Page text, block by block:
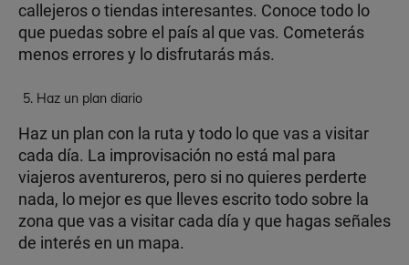
callejeros o tiendas interesantes. Conoce todo lo
que puedas sobre el país al que vas. Cometerás
menos errores y lo disfrutarás más.
Haz un plan diario
Haz un plan con la ruta y todo lo que vas a visitar
cada día. La improvisación no está mal para
viajeros aventureros, pero si no quieres perderte
nada, lo mejor es que lleves escrito todo sobre la
zona que vas a visitar cada día y que hagas señales
de interés en un mapa.